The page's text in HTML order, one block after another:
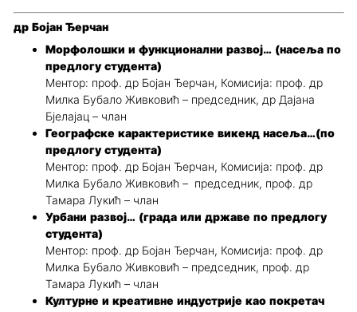
др Бојан Ђерчан
Морфолошки и функционални развој… (насеља по
предлогу студента)
Ментор: проф. др Бојан Ђерчан, Комисија: проф. др
Милка Бубало Живковић – председник, др Дајана
Бјелајац – члан
Географске карактеристике викенд насеља…(по
предлогу студента)
Ментор: проф. др Бојан Ђерчан, Комисија: проф. др
Милка Бубало Живковић – председник, проф. др
Тамара Лукић – члан
Урбани развој… (града или државе по предлогу
студента)
Ментор: проф. др Бојан Ђерчан, Комисија: проф. др
Милка Бубало Живковић – председник, проф. др
Тамара Лукић – члан
Културне и креативне индустрије као покретач